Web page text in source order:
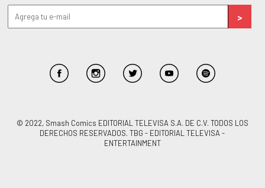
© 2022, Smash Comics EDITORIAL TELEVISA S.A. DE C.V. TODOS LOS
DERECHOS RESERVADOS. TBG - EDITORIAL TELEVISA -
ENTERTAINMENT